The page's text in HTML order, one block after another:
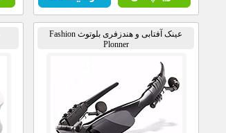
عینک آفتابی و هندزفری بلوتوث Fashion
Plonner